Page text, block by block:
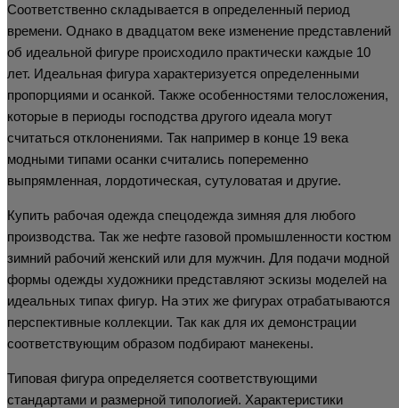
Соответственно складывается в определенный период
времени. Однако в двадцатом веке изменение представлений
об идеальной фигуре происходило практически каждые 10
лет. Идеальная фигура характеризуется определенными
пропорциями и осанкой. Также особенностями телосложения,
которые в периоды господства другого идеала могут
считаться отклонениями. Так например в конце 19 века
модными типами осанки считались попеременно
выпрямленная, лордотическая, сутуловатая и другие.
Купить рабочая одежда спецодежда зимняя для любого
производства. Так же нефте газовой промышленности костюм
зимний рабочий женский или для мужчин. Для подачи модной
формы одежды художники представляют эскизы моделей на
идеальных типах фигур. На этих же фигурах отрабатываются
перспективные коллекции. Так как для их демонстрации
соответствующим образом подбирают манекены.
Типовая фигура определяется соответствующими
стандартами и размерной типологией. Характеристики